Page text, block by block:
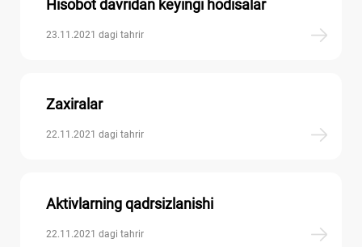
Hisobot davridan keyingi hodisalar
23.11.2021 dagi tahrir
Zaхiralar
22.11.2021 dagi tahrir
Aktivlarning qadrsizlanishi
22.11.2021 dagi tahrir